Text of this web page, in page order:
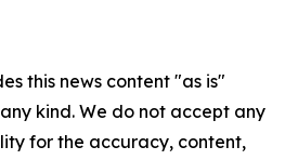
this news content "as is"
kind. We do not accept any
for the accuracy, content,